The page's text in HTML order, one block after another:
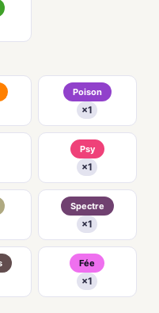
Poison
×1
Psy
×1
Spectre
×1
Fée
×1